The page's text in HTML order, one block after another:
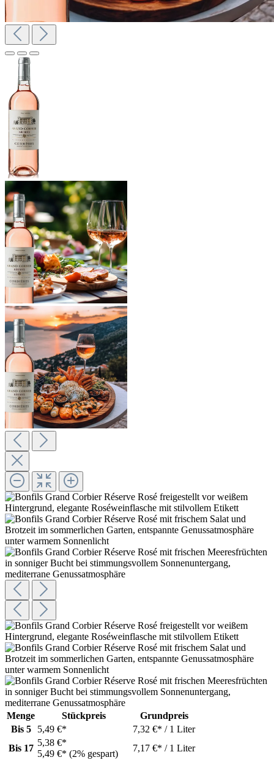
Menge Stückpreis
Grundpreis
Bis 5 5,49 €*
7,32 €* / 1 Liter
Bis 17
5,38 €*
5,49 €* (2% gespart)
7,17 €* / 1 Liter